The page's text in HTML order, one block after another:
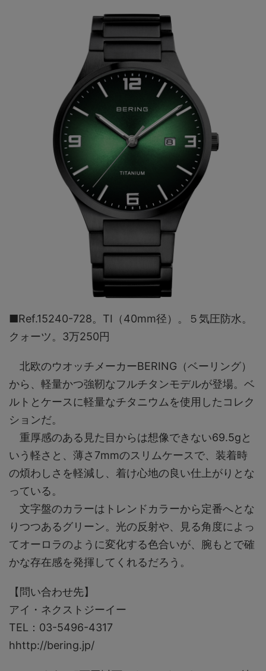
■Ref.15240-728。TI（40mm径）。５気圧防水。
クォーツ。3万250円
北欧のウオッチメーカーBERING（ベーリング）
から、軽量かつ強靭なフルチタンモデルが登場。ベ
ルトとケースに軽量なチタニウムを使用したコレク
ションだ。
重厚感のある見た目からは想像できない69.5gと
いう軽さと、薄さ7mmのスリムケースで、装着時
の煩わしさを軽減し、着け心地の良い仕上がりとな
っている。
文字盤のカラーはトレンドカラーから定番へとな
りつつあるグリーン。光の反射や、見る角度によっ
てオーロラのように変化する色合いが、腕もとで確
かな存在感を発揮してくれるだろう。
【問い合わせ先】
アイ・ネクストジーイー
TEL：03-5496-4317
hhttp://bering.jp/